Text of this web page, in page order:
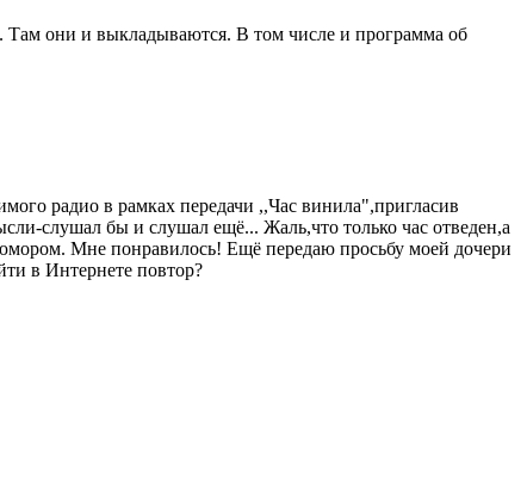
Там они и выкладываются. В том числе и программа об
радио в рамках передачи ,,Час винила",пригласив
слушал бы и слушал ещё... Жаль,что только час отведен,а
юмором. Мне понравилось! Ещё передаю просьбу моей дочери
в Интернете повтор?